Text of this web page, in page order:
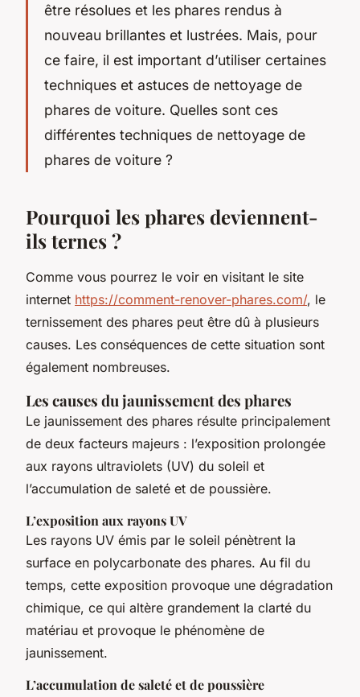
être résolues et les phares rendus à
nouveau brillantes et lustrées. Mais, pour
ce faire, il est important d’utiliser certaines
techniques et astuces de nettoyage de
phares de voiture. Quelles sont ces
différentes techniques de nettoyage de
phares de voiture ?
Pourquoi les phares deviennent-
ils ternes ?
Comme vous pourrez le voir en visitant le site
internet https://comment-renover-phares.com/, le
ternissement des phares peut être dû à plusieurs
causes. Les conséquences de cette situation sont
également nombreuses.
Les causes du jaunissement des phares
Le jaunissement des phares résulte principalement
de deux facteurs majeurs : l’exposition prolongée
aux rayons ultraviolets (UV) du soleil et
l’accumulation de saleté et de poussière.
L’exposition aux rayons UV
Les rayons UV émis par le soleil pénètrent la
surface en polycarbonate des phares. Au fil du
temps, cette exposition provoque une dégradation
chimique, ce qui altère grandement la clarté du
matériau et provoque le phénomène de
jaunissement.
L’accumulation de saleté et de poussière